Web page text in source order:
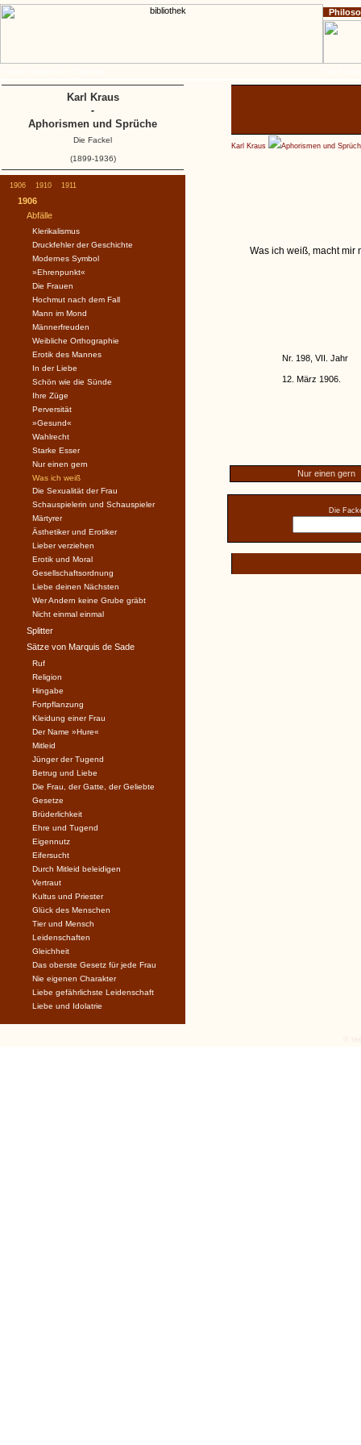
Karl Kraus Aphorismen und
Was ich weiß, macht mir
Nr. 198, VII. Jahr
12. März 1906.
Nur einen gern
Die
1906 1910 1911
1906
Abfälle
Klerikalismus
Druckfehler der Geschichte
Modernes Symbol
»Ehrenpunkt«
Die Frauen
Hochmut nach dem Fall
Mann im Mond
Männerfreuden
Weibliche Orthographie
Erotik des Mannes
In der Liebe
Schön wie die Sünde
Ihre Züge
Perversität
»Gesund«
Wahlrecht
Starke Esser
Nur einen gern
Was ich weiß
Die Sexualität der Frau
Schauspielerin und Schauspieler
Märtyrer
Ästhetiker und Erotiker
Lieber verziehen
Erotik und Moral
Gesellschaftsordnung
Liebe deinen Nächsten
Wer Andern keine Grube gräbt
Nicht einmal einmal
Splitter
Sätze von Marquis de Sade
Ruf
Religion
Hingabe
Fortpflanzung
Kleidung einer Frau
Der Name »Hure«
Mitleid
Jünger der Tugend
Betrug und Liebe
Die Frau, der Gatte, der Geliebte
Gesetze
Brüderlichkeit
Ehre und Tugend
Eigennutz
Eifersucht
Durch Mitleid beleidigen
Vertraut
Kultus und Priester
Glück des Menschen
Tier und Mensch
Leidenschaften
Gleichheit
Das oberste Gesetz für jede Frau
Nie eigenen Charakter
Liebe gefährlichste Leidenschaft
Liebe und Idolatrie
Karl Kraus
-
Aphorismen und Sprüche
Die Fackel
(1899-1936)